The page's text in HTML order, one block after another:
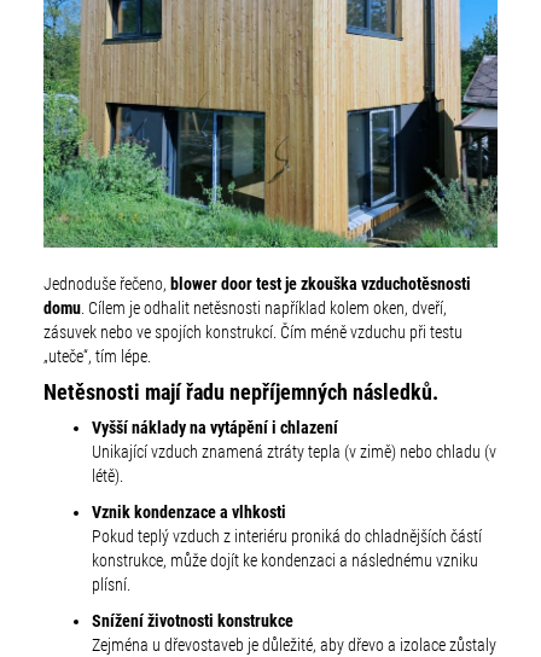
Jednoduše řečeno, blower door test je zkouška vzduchotěsnosti
domu. Cílem je odhalit netěsnosti například kolem oken, dveří,
zásuvek nebo ve spojích konstrukcí. Čím méně vzduchu při testu
„uteče“, tím lépe.
Netěsnosti mají řadu nepříjemných následků.
Vyšší náklady na vytápění i chlazení
Unikající vzduch znamená ztráty tepla (v zimě) nebo chladu (v
létě).
Vznik kondenzace a vlhkosti
Pokud teplý vzduch z interiéru proniká do chladnějších částí
konstrukce, může dojít ke kondenzaci a následnému vzniku
plísní.
Snížení životnosti konstrukce
Zejména u dřevostaveb je důležité, aby dřevo a izolace zůstaly